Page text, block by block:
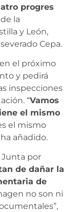
progres
la
y León,
Cepa.
el próximo
y pedirá
inspecciones
“Vamos
el mismo
el mismo
añadido.
Junta por
de dañar la
de
no son ni